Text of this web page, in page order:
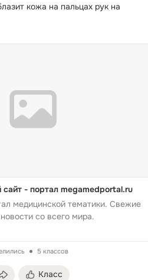
кожа на пальцах рук на
много людей не зависимо от
- портал megamedportal.ru
медицинской тематики. Свежие
со всего мира.
5 классов
Класс